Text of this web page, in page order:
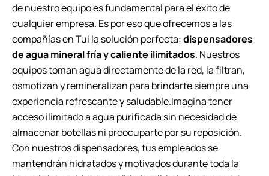
de nuestro equipo es fundamental para el éxito de
cualquier empresa. Es por eso que ofrecemos a las
compañías en Tui la solución perfecta:dispensadores
de agua mineral fría y caliente ilimitados. Nuestros
equipos toman agua directamente de la red, la filtran,
osmotizan y remineralizan para brindarte siempre una
experiencia refrescante y saludable.Imagina tener
acceso ilimitado a agua purificada sin necesidad de
almacenar botellas ni preocuparte por su reposición.
Con nuestros dispensadores, tus empleados se
mantendrán hidratados y motivados durante toda la